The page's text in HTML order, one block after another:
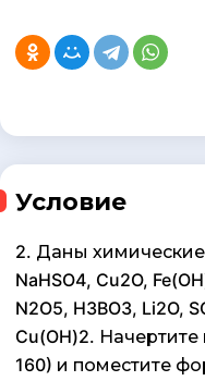
Условие
2. Даны
NaHSO4, Cu2O,
N2O5, H3BO3, Li2O,
Cu(OH)2.
160) и поместите